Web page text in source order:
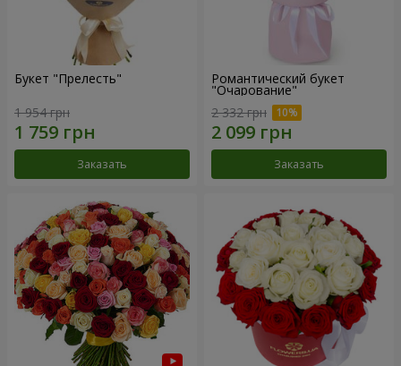
Букет "Прелесть"
1 954 грн
Заказать
Романтический букет
"Очарование"
2 332 грн
Заказать